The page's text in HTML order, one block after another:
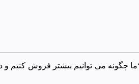
می توانیم بیشتر فروش کنیم و